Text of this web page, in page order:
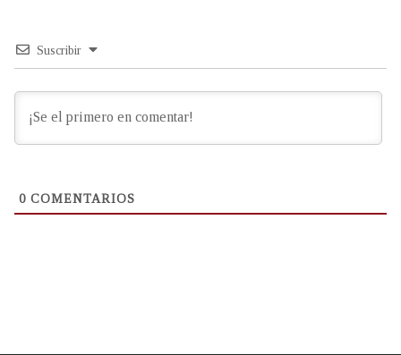
Suscribir
0 COMENTARIOS